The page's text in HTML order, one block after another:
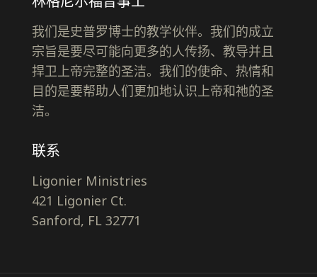
我们是史普罗博士的教学伙伴。我们的成立
宗旨是要尽可能向更多的人传扬、教导并且
捍卫上帝完整的圣洁。我们的使命、热情和
目的是要帮助人们更加地认识上帝和祂的圣
洁。
联系
Ligonier Ministries
421 Ligonier Ct.
Sanford, FL 32771